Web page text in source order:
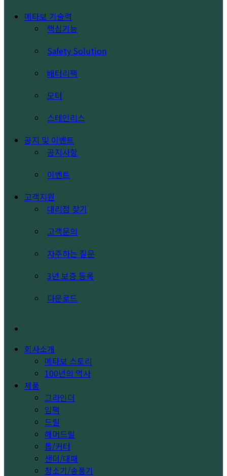
메타보 기술력
핵심기능
Safety Solution
배터리팩
모터
스테인리스
공지 및 이벤트
공지사항
이벤트
고객지원
대리점 찾기
고객문의
자주하는 질문
3년 보증 등록
다운로드
회사소개
메타보 스토리
100년의 역사
제품
그라인더
임팩
드릴
해머드릴
톱/커터
샌더/대패
청소기/송풍기